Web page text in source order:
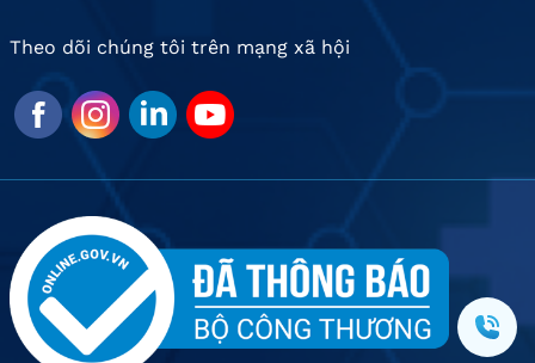
Theo dõi chúng tôi trên mạng xã hội